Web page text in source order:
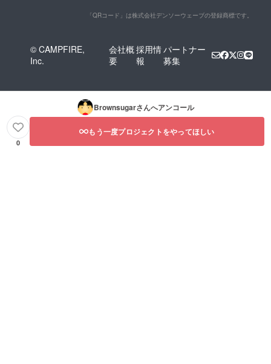
「QRコード」は株式会社デンソーウェーブの登録商標です。
© CAMPFIRE,
Inc.
会社概
要
採用情
報
パートナー
募集
Brownsugarさんへアンコール
0
もう一度プロジェクトをやってほしい